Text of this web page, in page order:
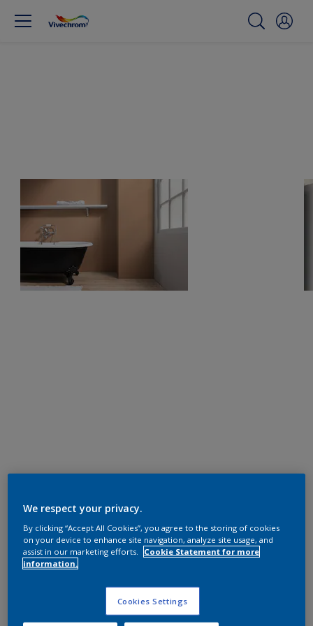
We respect your privacy.
By clicking “Accept All Cookies”, you agree to the storing of cookies
on your device to enhance site navigation, analyze site usage, and
assist in our marketing efforts.
Cookie Statement for more
information.
Cookies Settings